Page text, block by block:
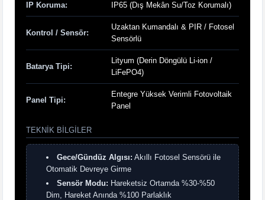
IP Koruma: IP65 (Dış Mekân Su/Toz Korumalı)
Kontrol / Sensör:
Uzaktan Kumandalı & PIR / Fotosel
Sensörlü
Batarya Tipi:
Lityum (Derin Döngülü Li-ion /
LiFePO4)
Panel Tipi:
Entegre Yüksek Verimli Fotovoltaik
Panel
TEKNIK BILGILER
Gece/Gündüz Algısı: Akıllı Fotosel Sensörü ile
Otomatik Devreye Girme
Sensör Modu: Hareketsiz Ortamda %30-%50
Dim, Hareket Anında %100 Parlaklık